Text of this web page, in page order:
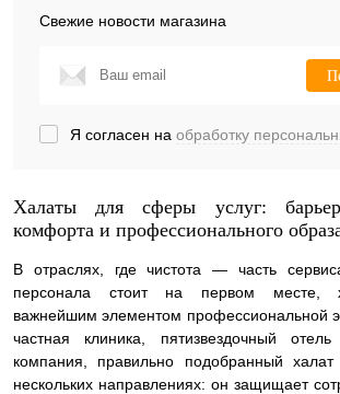
Свежие новости магазина
Я согласен на обработку
Халаты для сферы услуг:
комфорта и профессионального
В отраслях, где чистота — часть
персонала стоит на первом месте,
важнейшим элементом профессиональной
частная клиника, пятизвездочный
компания, правильно подобранный
нескольких направлениях: он защищает